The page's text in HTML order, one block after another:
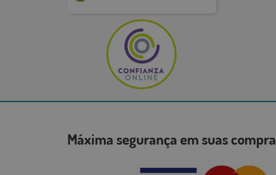
Máxima segurança em suas